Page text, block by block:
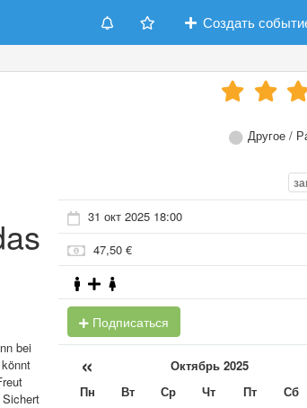
Создать
Другое /
bei
31 окт 2025 18:00
47,50 €
Подписаться
« Октябрь 2025
Пн Вт Ср Чт Пт Сб